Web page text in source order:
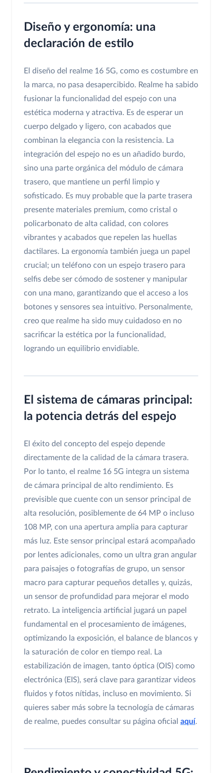
Diseño y ergonomía: una
declaración de estilo
El diseño del realme 16 5G, como es costumbre en
la marca, no pasa desapercibido. Realme ha sabido
fusionar la funcionalidad del espejo con una
estética moderna y atractiva. Es de esperar un
cuerpo delgado y ligero, con acabados que
combinan la elegancia con la resistencia. La
integración del espejo no es un añadido burdo,
sino una parte orgánica del módulo de cámara
trasero, que mantiene un perfil limpio y
sofisticado. Es muy probable que la parte trasera
presente materiales premium, como cristal o
policarbonato de alta calidad, con colores
vibrantes y acabados que repelen las huellas
dactilares. La ergonomía también juega un papel
crucial; un teléfono con un espejo trasero para
selfis debe ser cómodo de sostener y manipular
con una mano, garantizando que el acceso a los
botones y sensores sea intuitivo. Personalmente,
creo que realme ha sido muy cuidadoso en no
sacrificar la estética por la funcionalidad,
logrando un equilibrio envidiable.
El sistema de cámaras principal:
la potencia detrás del espejo
El éxito del concepto del espejo depende
directamente de la calidad de la cámara trasera.
Por lo tanto, el realme 16 5G integra un sistema
de cámara principal de alto rendimiento. Es
previsible que cuente con un sensor principal de
alta resolución, posiblemente de 64 MP o incluso
108 MP, con una apertura amplia para capturar
más luz. Este sensor principal estará acompañado
por lentes adicionales, como un ultra gran angular
para paisajes o fotografías de grupo, un sensor
macro para capturar pequeños detalles y, quizás,
un sensor de profundidad para mejorar el modo
retrato. La inteligencia artificial jugará un papel
fundamental en el procesamiento de imágenes,
optimizando la exposición, el balance de blancos y
la saturación de color en tiempo real. La
estabilización de imagen, tanto óptica (OIS) como
electrónica (EIS), será clave para garantizar videos
fluidos y fotos nítidas, incluso en movimiento. Si
quieres saber más sobre la tecnología de cámaras
de realme, puedes consultar su página oficial aquí.